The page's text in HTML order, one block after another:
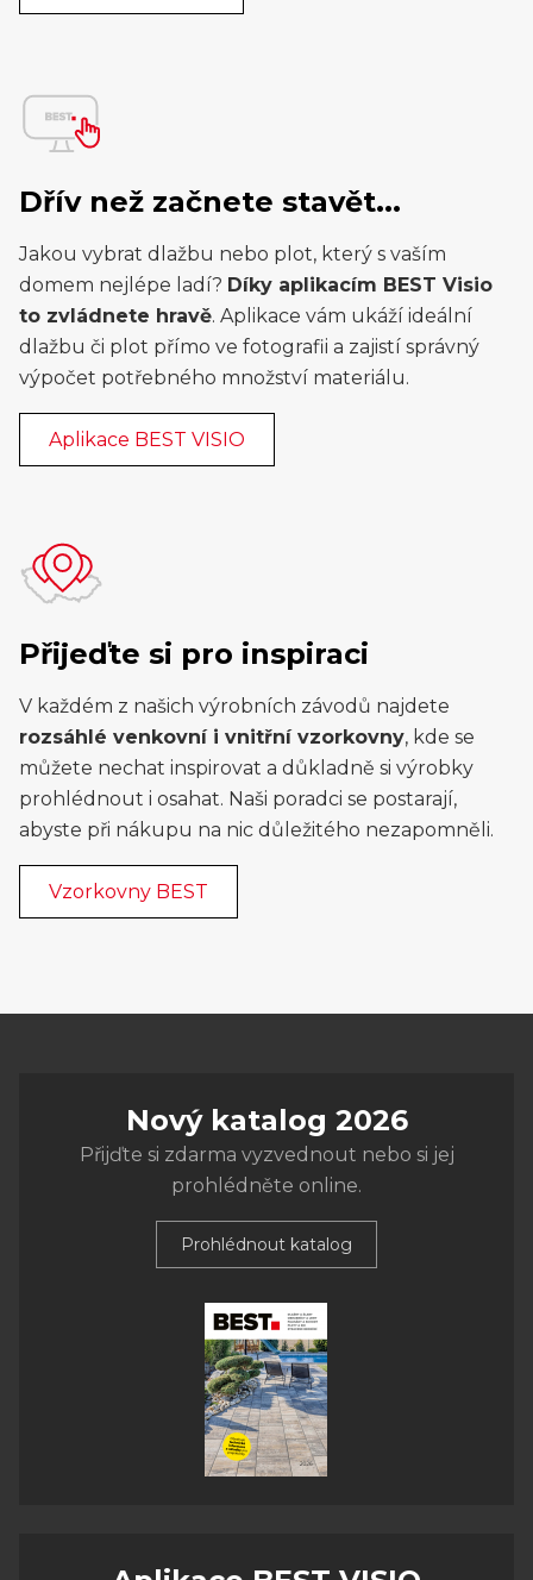
Dřív než začnete stavět...
Jakou vybrat dlažbu nebo plot, který s vaším
domem nejlépe ladí? Díky aplikacím BEST Visio
to zvládnete hravě. Aplikace vám ukáží ideální
dlažbu či plot přímo ve fotografii a zajistí správný
výpočet potřebného množství materiálu.
Aplikace BEST VISIO
Přijeďte si pro inspiraci
V každém z našich výrobních závodů najdete
rozsáhlé venkovní i vnitřní vzorkovny, kde se
můžete nechat inspirovat a důkladně si výrobky
prohlédnout i osahat. Naši poradci se postarají,
abyste při nákupu na nic důležitého nezapomněli.
Vzorkovny BEST
Nový katalog 2026
Přijďte si zdarma vyzvednout nebo si jej
prohlédněte online.
Prohlédnout katalog